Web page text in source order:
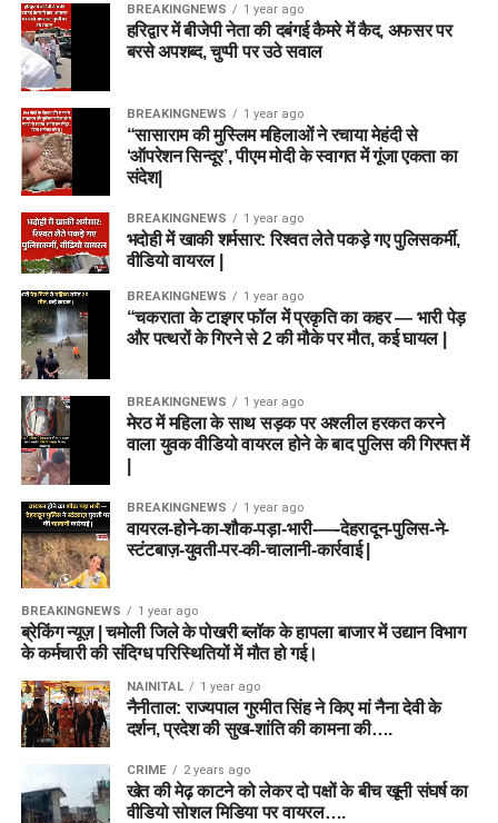
BREAKINGNEWS 1 year ago
हरिद्वार में बीजेपी नेता की दबंगई कैमरे में कैद, अफसर पर
बरसे अपशब्द, चुप्पी पर उठे सवाल
BREAKINGNEWS 1 year ago
“सासाराम की मुस्लिम महिलाओं ने रचाया मेहंदी से
‘ऑपरेशन सिन्दूर’, पीएम मोदी के स्वागत में गूंजा एकता का
संदेश|
BREAKINGNEWS 1 year ago
भदोही में खाकी शर्मसार: रिश्वत लेते पकड़े गए पुलिसकर्मी,
वीडियो वायरल |
BREAKINGNEWS 1 year ago
“चकराता के टाइगर फॉल में प्रकृति का कहर — भारी पेड़
और पत्थरों के गिरने से 2 की मौके पर मौत, कई घायल |
BREAKINGNEWS 1 year ago
मेरठ में महिला के साथ सड़क पर अश्लील हरकत करने
वाला युवक वीडियो वायरल होने के बाद पुलिस की गिरफ्त में
BREAKINGNEWS 1 year ago
वायरल-होने-का-शौक-पड़ा-भारी-—-देहरादून-पुलिस-ने-
स्टंटबाज़-युवती-पर-की-चालानी-कार्रवाई |
BREAKINGNEWS 1 year ago
ब्रेकिंग न्यूज़ | चमोली जिले के पोखरी ब्लॉक के हापला बाजार में उद्यान विभाग
के कर्मचारी की संदिग्ध परिस्थितियों में मौत हो गई।
NAINITAL 1 year ago
नैनीताल: राज्यपाल गुरमीत सिंह ने किए मां नैना देवी के
दर्शन, प्रदेश की सुख-शांति की कामना की….
CRIME 2 years ago
खेत की मेढ़ काटने को लेकर दो पक्षों के बीच खूनी संघर्ष का
वीडियो सोशल मिडिया पर वायरल….